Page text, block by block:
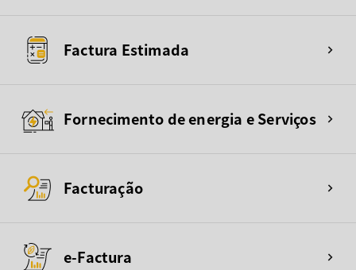
Factura Estimada
Fornecimento de energia e Serviços
Facturação
e-Factura